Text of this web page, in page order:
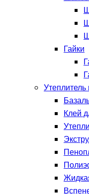
Гайки
Клей